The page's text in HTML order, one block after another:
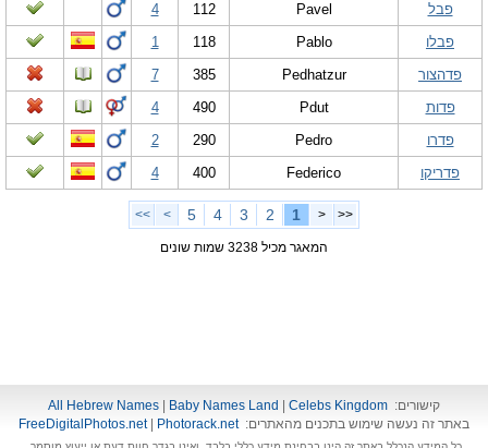
פבל
Pavel
112
4
פבלו
Pablo
118
1
פדהצור
Pedhatzur
385
7
פדות
Pdut
490
4
פדרו
Pedro
290
2
פדריקו
Federico
400
4
<<
<
1
2
3
4
5
>
>>
המאגר מכיל 3238 שמות שונים
קישורים: All Hebrew Names Baby Names Land
Celebs Kingdom
באתר זה נעשה שימוש בתכנים מהאתרים:
FreeDigitalPhotos.net| Photorack.net